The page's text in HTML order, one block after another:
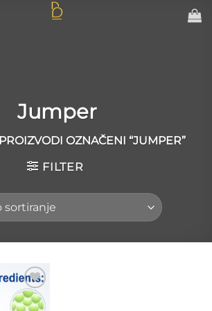
Jumper
PROIZVODI OZNAČENI “JUMPER”
FILTER
Add to
wishlist